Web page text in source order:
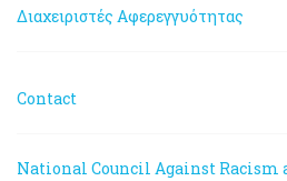
Διαχειριστές Αφερεγγυότητας
Contact
National Council Against Racism